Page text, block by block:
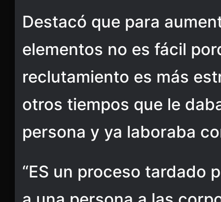
Destacó que para
elementos no es fácil
reclutamiento es más
otros tiempos que le
persona y ya laboraba
“ES un proceso tardado